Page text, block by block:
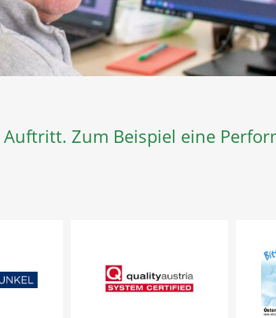
Zum Beispiel eine